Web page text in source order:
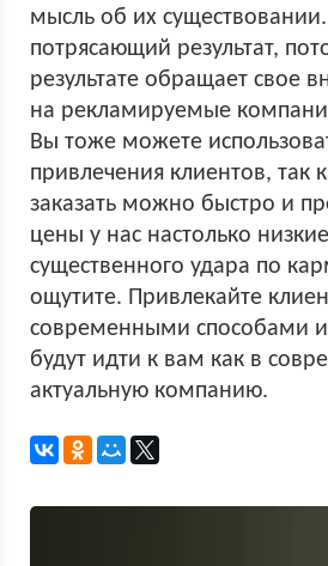
мысль об их
потрясающий результат,
результате обращает свое
на рекламируемые
Вы тоже можете
привлечения клиентов, так
заказать можно быстро и
цены у нас настолько
существенного удара по
ощутите. Привлекайте
современными способами и
будут идти к вам как в
актуальную компанию.